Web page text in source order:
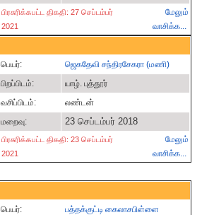
பிரசுரிக்கபட்ட திகதி: 27 செப்டம்பர்
2021
மேலும்
வாசிக்க...
பெயர்:
ஜெகதேவி சந்திரசேகரா (மணி)
பிறப்பிடம்:
யாழ். புத்தூர்
வசிப்பிடம்:
லண்டன்
மறைவு:
23 செப்டம்பர் 2018
பிரசுரிக்கபட்ட திகதி: 23 செப்டம்பர்
2021
மேலும்
வாசிக்க...
பெயர்:
பத்தக்குட்டி கைலாசபிள்ளை